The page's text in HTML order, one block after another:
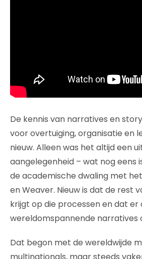
De kennis van narratives en
voor overtuiging, organisatie en
nieuw. Alleen was het altijd een
aangelegenheid – wat nog eens
de academische dwaling met
en Weaver. Nieuw is dat de rest
krijgt op die processen en dat er
wereldomspannende narratives
Dat begon met de wereldwijde
multinationals, maar steeds